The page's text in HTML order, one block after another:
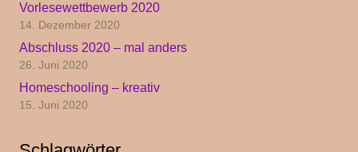
Vorlesewettbewerb 2020
14. Dezember 2020
Abschluss 2020 – mal anders
26. Juni 2020
Homeschooling – kreativ
15. Juni 2020